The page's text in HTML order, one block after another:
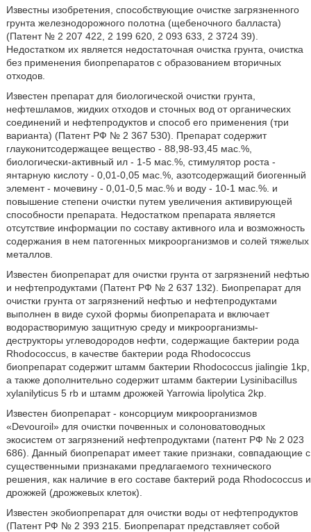
Известны изобретения, способствующие очистке загрязненного
грунта железнодорожного полотна (щебеночного балласта)
(Патент № 2 207 422, 2 199 620, 2 093 633, 2 3724 39).
Недостатком их является недостаточная очистка грунта, очистка
без применения биопрепаратов с образованием вторичных
отходов.
Известен препарат для биологической очистки грунта,
нефтешламов, жидких отходов и сточных вод от органических
соединений и нефтепродуктов и способ его применения (три
варианта) (Патент РФ № 2 367 530). Препарат содержит
глауконитсодержащее вещество - 88,98-93,45 мас.%,
биологически-активный ил - 1-5 мас.%, стимулятор роста -
янтарную кислоту - 0,01-0,05 мас.%, азотсодержащий биогенный
элемент - мочевину - 0,01-0,5 мас.% и воду - 10-1 мас.%. и
повышение степени очистки путем увеличения активирующей
способности препарата. Недостатком препарата является
отсутствие информации по составу активного ила и возможность
содержания в нем патогенных микроорганизмов и солей тяжелых
металлов.
Известен биопрепарат для очистки грунта от загрязнений нефтью
и нефтепродуктами (Патент РФ № 2 637 132). Биопрепарат для
очистки грунта от загрязнений нефтью и нефтепродуктами
выполнен в виде сухой формы биопрепарата и включает
водорастворимую защитную среду и микроорганизмы-
деструкторы углеводородов нефти, содержащие бактерии рода
Rhodococcus, в качестве бактерии рода Rhodococcus
биопрепарат содержит штамм бактерии Rhodococcus jialingie 1kp,
а также дополнительно содержит штамм бактерии Lysinibacillus
xylanilyticus 5 rb и штамм дрожжей Yarrowia lipolytica 2kр.
Известен биопрепарат - консорциум микроорганизмов
«Devouroil» для очистки почвенных и солоноватоводных
экосистем от загрязнений нефтепродуктами (патент РФ № 2 023
686). Данный биопрепарат имеет такие признаки, совпадающие с
существенными признаками предлагаемого технического
решения, как наличие в его составе бактерий рода Rhodococcus и
дрожжей (дрожжевых клеток).
Известен экобиопрепарат для очистки воды от нефтепродуктов
(Патент РФ № 2 393 215. Биопрепарат представляет собой